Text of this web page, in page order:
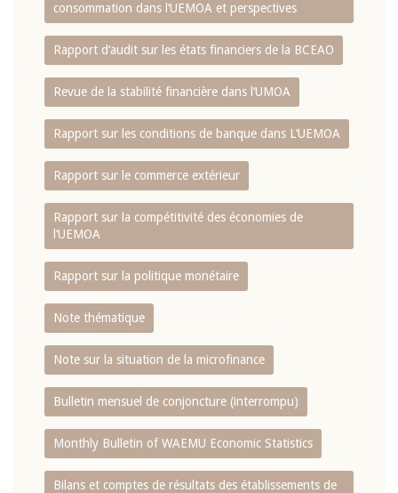
consommation dans l‘UEMOA et perspectives
Rapport d‘audit sur les états financiers de la BCEAO
Revue de la stabilité financière dans l‘UMOA
Rapport sur les conditions de banque dans L‘UEMOA
Rapport sur le commerce extérieur
Rapport sur la compétitivité des économies de
l‘UEMOA
Rapport sur la politique monétaire
Note thématique
Note sur la situation de la microfinance
Bulletin mensuel de conjoncture (interrompu)
Monthly Bulletin of WAEMU Economic Statistics
Bilans et comptes de résultats des établissements de